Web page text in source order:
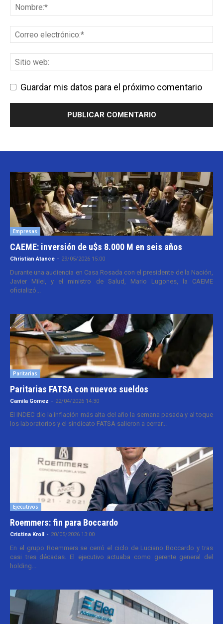
Guardar mis datos para el próximo comentario
Empresas
CAEME: inversión de u$s 8.000 M en seis años
Christian Atance - 29/05/2026 15:00
Durante una audiencia en Casa Rosada con el presidente de la Nación,
Javier Milei, y el ministro de Salud, Mario Lugones, la CAEME
oficializó...
Paritarias
Paritarias FATSA con nuevos sueldos
Camila Gomez - 22/04/2026 14:30
El INDEC dio la inflación más alta del año la semana pasada y al toque
los laboratorios y el sindicato FATSA salieron a cerrar...
Ejecutivos
Roemmers: fin para Boccardo
Cristina Kroll - 20/05/2026 13:00
En el grupo Roemmers se cerró el ciclo de Luciano Boccardo y tras
casi tres décadas. El ejecutivo actuaba como gerente general del
holding...